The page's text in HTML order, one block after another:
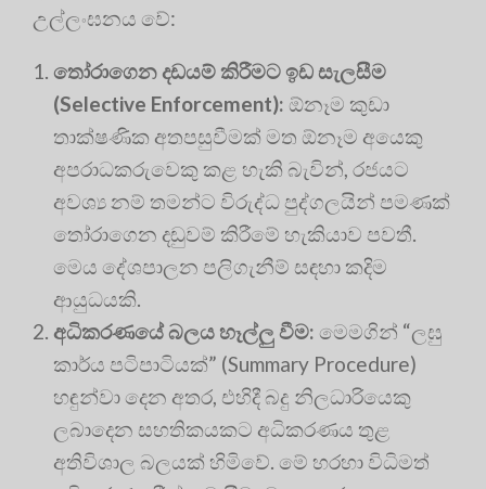
උල්ලංඝනය වේ:
තෝරාගෙන දඩයම් කිරීමට ඉඩ සැලසීම
(Selective Enforcement): ඕනෑම කුඩා
තාක්ෂණික අතපසුවීමක් මත ඕනෑම අයෙකු
අපරාධකරුවෙකු කළ හැකි බැවින්, රජයට
අවශ්‍ය නම් තමන්ට විරුද්ධ පුද්ගලයින් පමණක්
තෝරාගෙන දඬුවම් කිරීමේ හැකියාව පවතී.
මෙය දේශපාලන පලිගැනීම් සඳහා කදිම
ආයුධයකි.
අධිකරණයේ බලය හෑල්ලු වීම: මෙමගින් “ලඝු
කාර්ය පටිපාටියක්” (Summary Procedure)
හඳුන්වා දෙන අතර, එහිදී බදු නිලධාරියෙකු
ලබාදෙන සහතිකයකට අධිකරණය තුළ
අතිවිශාල බලයක් හිමිවේ. මේ හරහා විධිමත්